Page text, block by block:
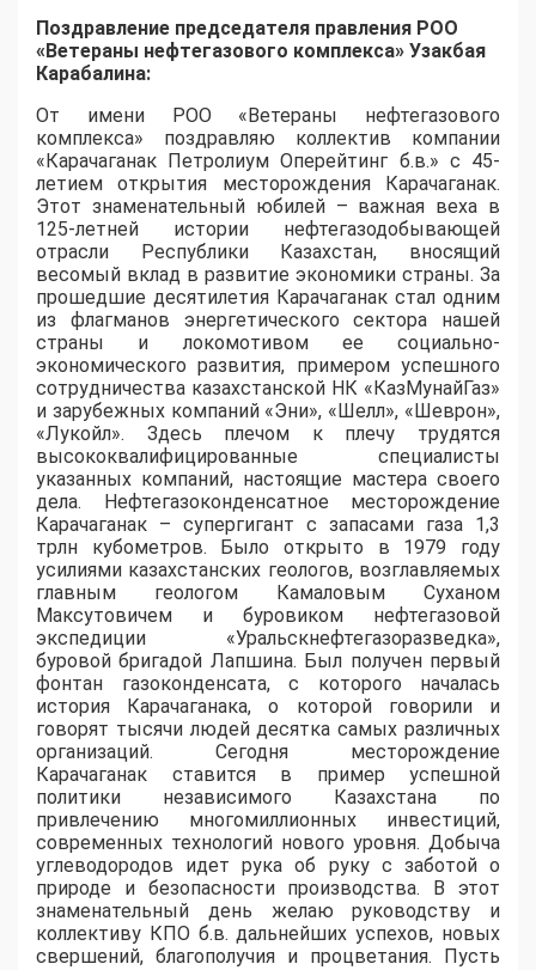
Поздравление председателя правления РОО
«Ветераны нефтегазового комплекса» Узакбая
Карабалина:
От имени РОО «Ветераны нефтегазового
комплекса» поздравляю коллектив компании
«Карачаганак Петролиум Оперейтинг б.в.» с 45-
летием открытия месторождения Карачаганак.
Этот знаменательный юбилей – важная веха в
125-летней истории нефтегазодобывающей
отрасли Республики Казахстан, вносящий
весомый вклад в развитие экономики страны. За
прошедшие десятилетия Карачаганак стал одним
из флагманов энергетического сектора нашей
страны и локомотивом ее социально-
экономического развития, примером успешного
сотрудничества казахстанской НК «КазМунайГаз»
и зарубежных компаний «Эни», «Шелл», «Шеврон»,
«Лукойл». Здесь плечом к плечу трудятся
высококвалифицированные специалисты
указанных компаний, настоящие мастера своего
дела. Нефтегазоконденсатное месторождение
Карачаганак – супергигант с запасами газа 1,3
трлн кубометров. Было открыто в 1979 году
усилиями казахстанских геологов, возглавляемых
главным геологом Камаловым Суханом
Максутовичем и буровиком нефтегазовой
экспедиции «Уральскнефтегазоразведка»,
буровой бригадой Лапшина. Был получен первый
фонтан газоконденсата, с которого началась
история Карачаганака, о которой говорили и
говорят тысячи людей десятка самых различных
организаций. Сегодня месторождение
Карачаганак ставится в пример успешной
политики независимого Казахстана по
привлечению многомиллионных инвестиций,
современных технологий нового уровня. Добыча
углеводородов идет рука об руку с заботой о
природе и безопасности производства. В этот
знаменательный день желаю руководству и
коллективу КПО б.в. дальнейших успехов, новых
свершений, благополучия и процветания. Пусть